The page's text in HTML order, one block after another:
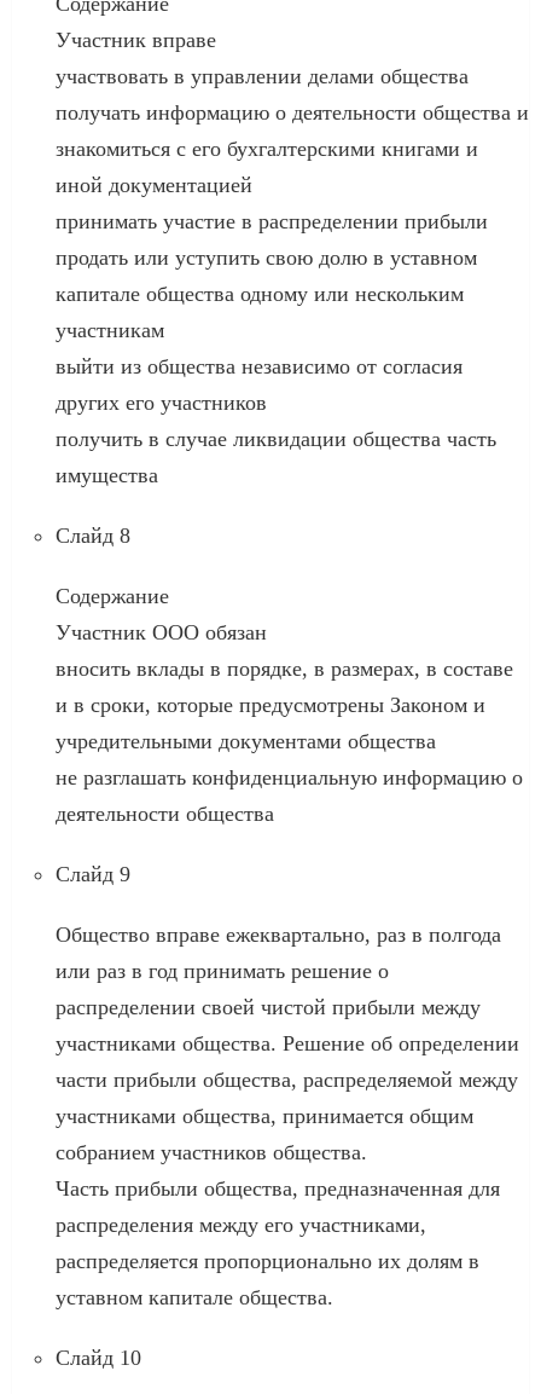
Участник вправе
участвовать в управлении делами общества
получать информацию о деятельности общества и
знакомиться с его бухгалтерскими книгами и
иной документацией
принимать участие в распределении прибыли
продать или уступить свою долю в уставном
капитале общества одному или нескольким
участникам
выйти из общества независимо от согласия
других его участников
получить в случае ликвидации общества часть
имущества
Слайд 8
Содержание
Участник ООО обязан
вносить вклады в порядке, в размерах, в составе
и в сроки, которые предусмотрены Законом и
учредительными документами общества
не разглашать конфиденциальную информацию о
деятельности общества
Слайд 9
Общество вправе ежеквартально, раз в полгода
или раз в год принимать решение о
распределении своей чистой прибыли между
участниками общества. Решение об определении
части прибыли общества, распределяемой между
участниками общества, принимается общим
собранием участников общества.
Часть прибыли общества, предназначенная для
распределения между его участниками,
распределяется пропорционально их долям в
уставном капитале общества.
Слайд 10